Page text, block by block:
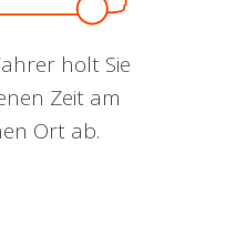
holt Sie
Zeit am
Ort ab.